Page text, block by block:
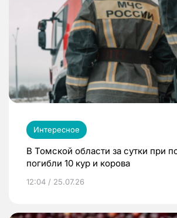
Интересное
В Томской области за сутки при
погибли 10 кур и корова
12:04 / 25.07.26